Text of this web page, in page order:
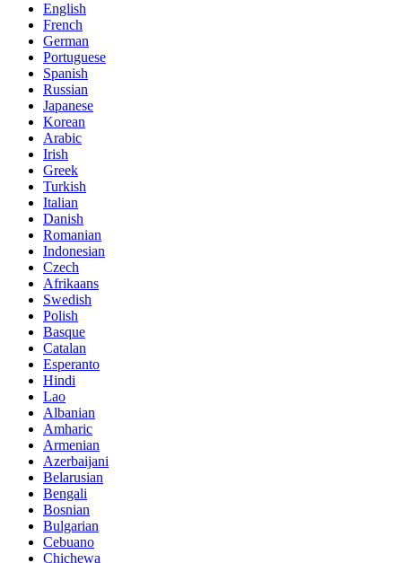
English
French
German
Portuguese
Spanish
Russian
Japanese
Korean
Arabic
Irish
Greek
Turkish
Italian
Danish
Romanian
Indonesian
Czech
Afrikaans
Swedish
Polish
Basque
Catalan
Esperanto
Hindi
Lao
Albanian
Amharic
Armenian
Azerbaijani
Belarusian
Bengali
Bosnian
Bulgarian
Cebuano
Chichewa